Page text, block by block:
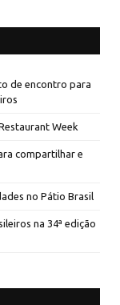
de encontro para
Week
compartilhar e
no Pátio Brasil
na 34ª edição